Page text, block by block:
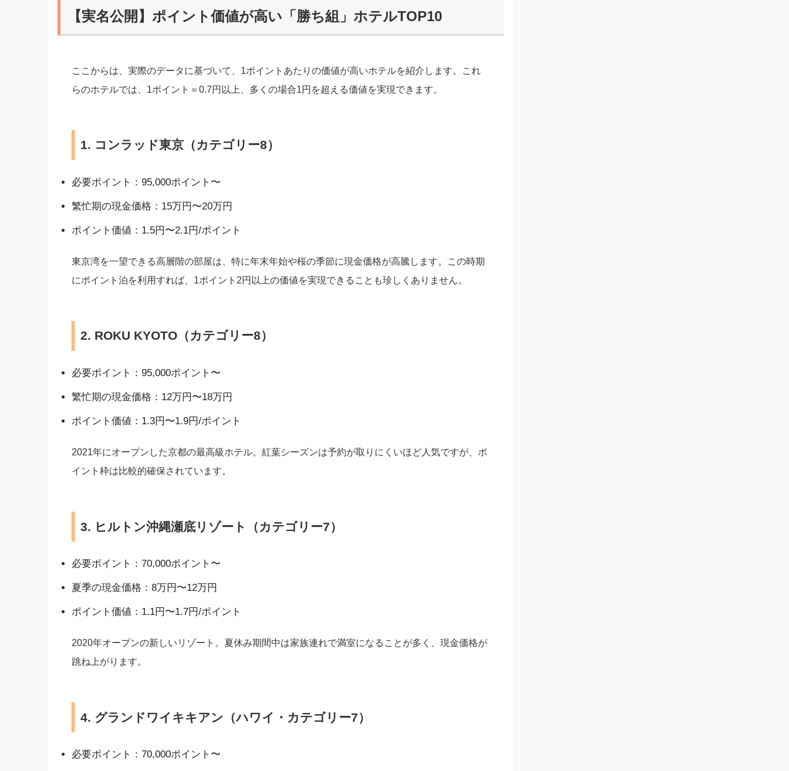
【実名公開】ポイント価値が高い「勝ち組」ホテルTOP10
ここからは、実際のデータに基づいて、1ポイントあたりの価値が高いホテルを紹介します。これ
らのホテルでは、1ポイント＝0.7円以上、多くの場合1円を超える価値を実現できます。
1. コンラッド東京（カテゴリー8）
必要ポイント：95,000ポイント〜
繁忙期の現金価格：15万円〜20万円
ポイント価値：1.5円〜2.1円/ポイント
東京湾を一望できる高層階の部屋は、特に年末年始や桜の季節に現金価格が高騰します。この時期
にポイント泊を利用すれば、1ポイント2円以上の価値を実現できることも珍しくありません。
2. ROKU KYOTO（カテゴリー8）
必要ポイント：95,000ポイント〜
繁忙期の現金価格：12万円〜18万円
ポイント価値：1.3円〜1.9円/ポイント
2021年にオープンした京都の最高級ホテル。紅葉シーズンは予約が取りにくいほど人気ですが、ポ
イント枠は比較的確保されています。
3. ヒルトン沖縄瀬底リゾート（カテゴリー7）
必要ポイント：70,000ポイント〜
夏季の現金価格：8万円〜12万円
ポイント価値：1.1円〜1.7円/ポイント
2020年オープンの新しいリゾート。夏休み期間中は家族連れで満室になることが多く、現金価格が
跳ね上がります。
4. グランドワイキキアン（ハワイ・カテゴリー7）
必要ポイント：70,000ポイント〜